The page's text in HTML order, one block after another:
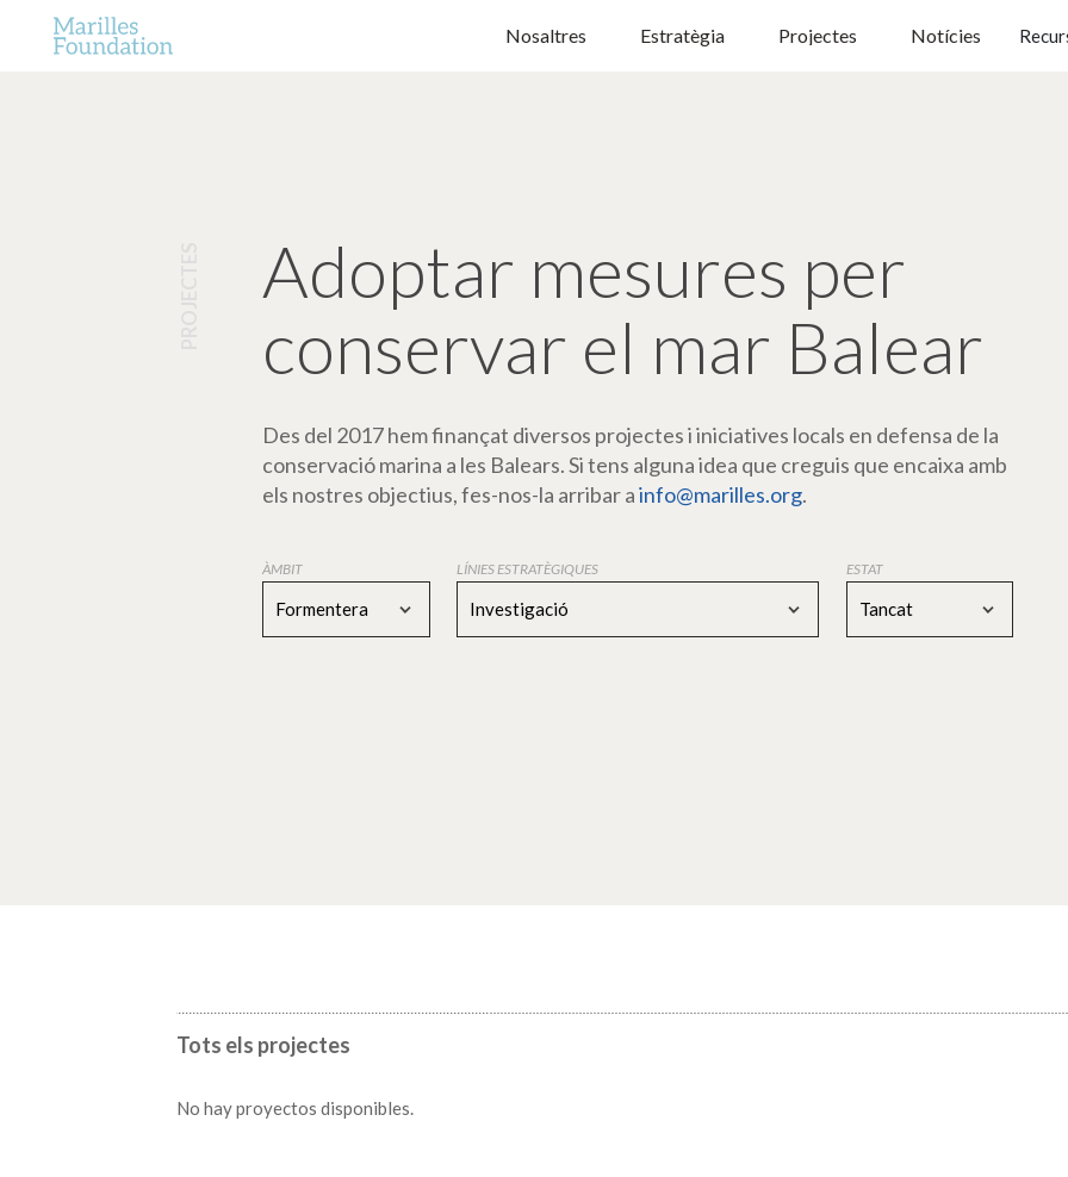
Nosaltres Estratègia Projectes Notícies
Adoptar mesures per
conservar el mar Balear
Des del 2017 hem finançat diversos projectes i iniciatives locals en defensa de la
conservació marina a les Balears. Si tens alguna idea que creguis que encaixa amb
els nostres objectius, fes-nos-la arribar ainfo@marilles.org.
ÀMBIT
Formentera
LÍNIES ESTRATÈGIQUES
Investigació
ESTAT
Tancat
Tots els projectes
No hay proyectos disponibles.